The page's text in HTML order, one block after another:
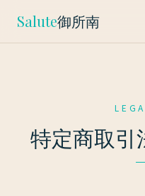
Salute御所南
特定商取引